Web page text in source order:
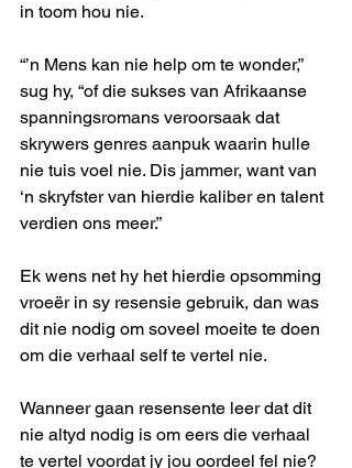
in toom hou nie.
“’n Mens kan nie help om te wonder,”
sug hy, “of die sukses van Afrikaanse
spanningsromans veroorsaak dat
skrywers genres aanpuk waarin hulle
nie tuis voel nie. Dis jammer, want van
‘n skryfster van hierdie kaliber en talent
verdien ons meer.”
Ek wens net hy het hierdie opsomming
vroeër in sy resensie gebruik, dan was
dit nie nodig om soveel moeite te doen
om die verhaal self te vertel nie.
Wanneer gaan resensente leer dat dit
nie altyd nodig is om eers die verhaal
te vertel voordat jy jou oordeel fel nie?